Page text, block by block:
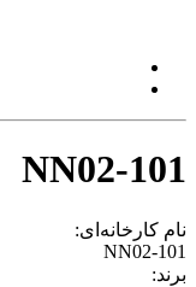
NN02-101
نام کارخانه‌ای:
NN02-101
برند: